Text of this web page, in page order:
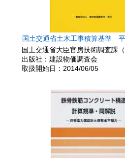
国土交通省土木工事積算基準
国土交通省大臣官房技術調査課（
出版社：建設物価調査会
取扱開始日：2014/06/05